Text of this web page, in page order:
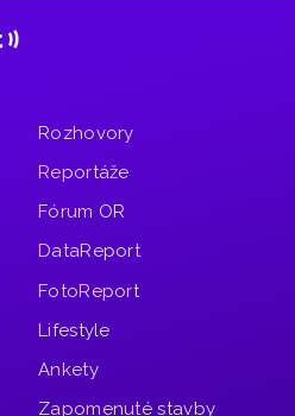
Rozhovory
Reportáže
Fórum OR
DataReport
FotoReport
Lifestyle
Ankety
Zapomenuté stavby